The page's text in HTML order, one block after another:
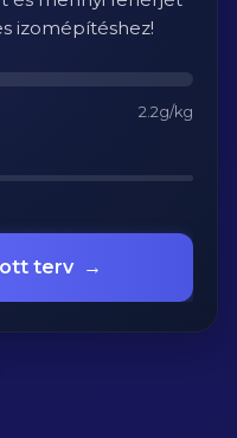
izomépítéshez!
2.2g/kg
terv →